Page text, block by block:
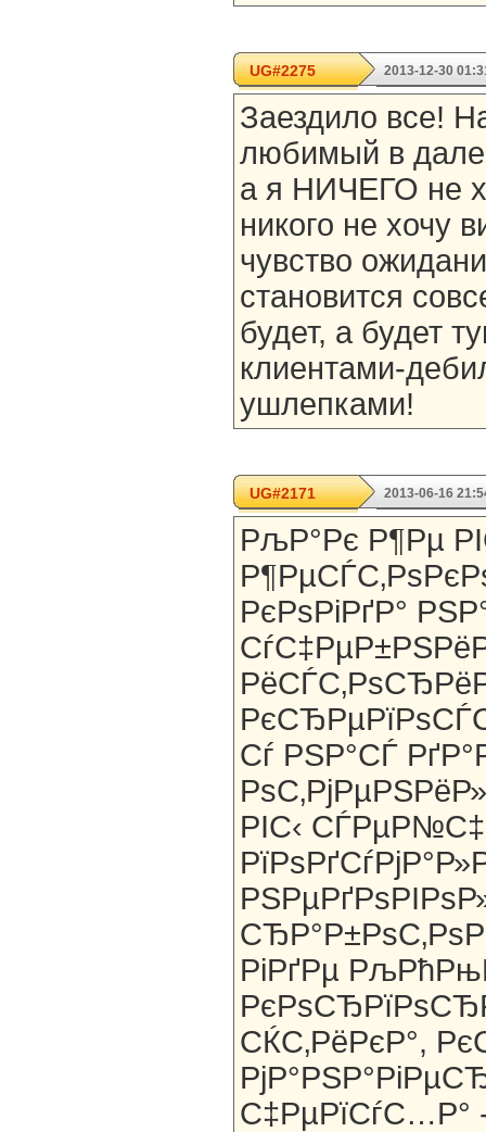
UG#2275 2013-12-30
Заездило все!
любимый в
а я НИЧЕГО не
никого не хочу
чувство
становится
будет, а будет
клиентами-
ушлепками!
UG#2171 2013-06-16
РљР°Рє Р¶Рµ
РєРѕРіРґР°
Сѓ РЅР°СЃ
РІС‹
РіРґРµ
СЌС‚РёРєР°,
С‡РµРїСѓС…Р° -